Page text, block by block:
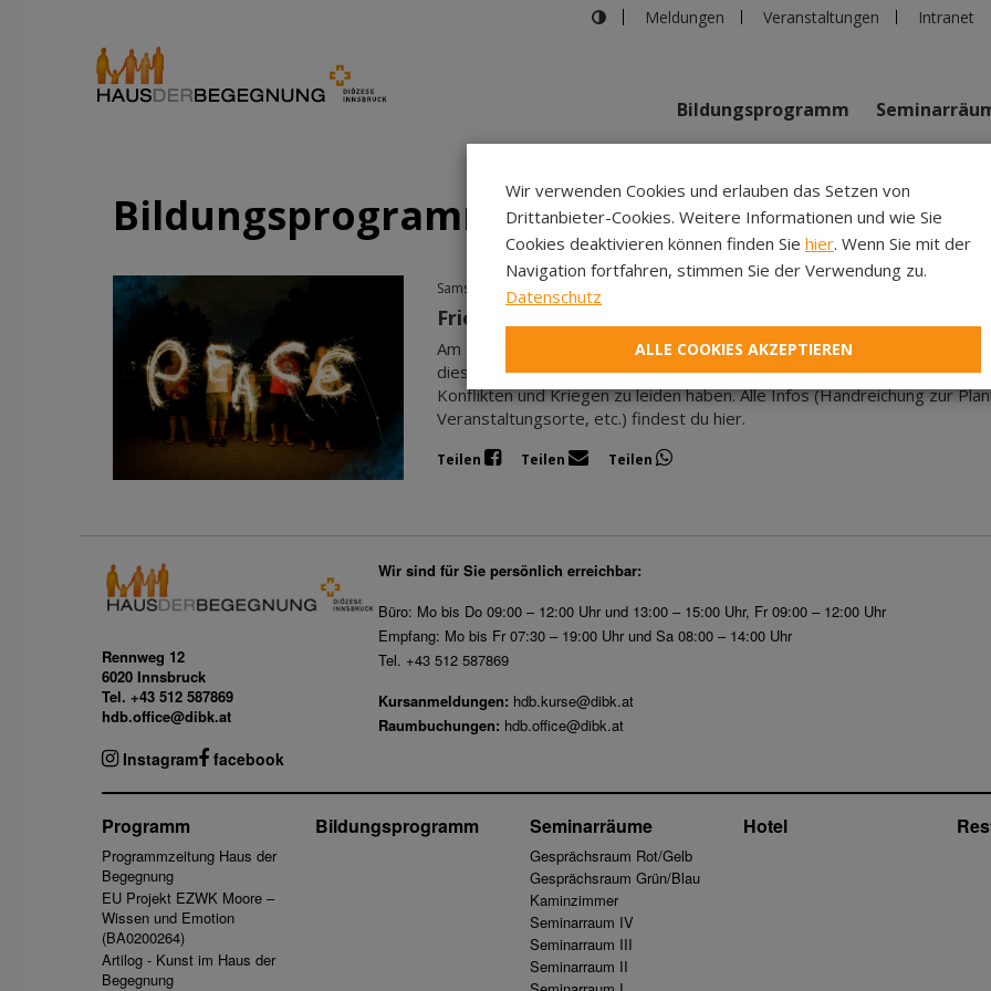
Meldungen Veranstaltungen Intranet
Bildungsprogramm
Bildungsprogramm
Samstag, 24.02.2024
Frieden (er)beten
Am 24. Februar jährt sich der Kriegsbeginn in der Ukraine zum zweiten
diesem Tag ein Zeichen für den Frieden gesetzt werden. Wir wollen
Konflikten und Kriegen zu leiden haben. Alle Infos (Handreichung zur
Veranstaltungsorte, etc.) findest du hier.
Teilen Teilen Teilen
Rennweg 12
6020 Innsbruck
Tel. +43 512 587869
hdb.office@dibk.at
Instagram facebook
Wir sind für Sie persönlich erreichbar:
Büro: Mo bis Do 09:00 – 12:00 Uhr und 13:00 – 15:00 Uhr, Fr 09:00 – 12:00 Uhr
Empfang: Mo bis Fr 07:30 – 19:00 Uhr und Sa 08:00 – 14:00 Uhr
Tel. +43 512 587869
Kursanmeldungen: hdb.kurse@dibk.at
Raumbuchungen: hdb.office@dibk.at
Programm
Programmzeitung Haus der
Begegnung
EU Projekt EZWK Moore –
Wissen und Emotion
(BA0200264)
Artilog - Kunst im Haus der
Begegnung
Bildungsprogramm Seminarräume
Gesprächsraum Rot/Gelb
Gesprächsraum Grün/Blau
Kaminzimmer
Seminarraum IV
Seminarraum III
Seminarraum II
Hotel
Wir verwenden Cookies und erlauben das Setzen von
Drittanbieter-Cookies. Weitere Informationen und wie Sie
Cookies deaktivieren können finden Sie hier. Wenn Sie mit der
Navigation fortfahren, stimmen Sie der Verwendung zu.
Datenschutz
ALLE COOKIES AKZEPTIEREN